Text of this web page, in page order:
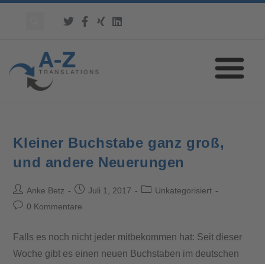
Kleiner Buchstabe ganz groß,
und andere Neuerungen
Anke Betz Juli 1, 2017
Unkategorisiert
0 Kommentare
Falls es noch nicht jeder mitbekommen hat: Seit dieser
Woche gibt es einen neuen Buchstaben im deutschen